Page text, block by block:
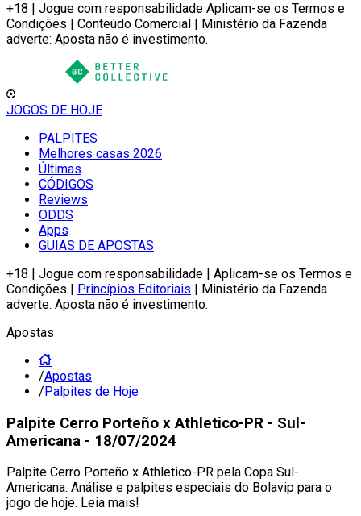
+18 | Jogue com responsabilidade Aplicam-se os Termos e
Condições | Conteúdo Comercial | Ministério da Fazenda
adverte: Aposta não é investimento.
JOGOS DE HOJE
PALPITES
Melhores casas 2026
Últimas
CÓDIGOS
Reviews
ODDS
Apps
GUIAS DE APOSTAS
+18 | Jogue com responsabilidade | Aplicam-se os Termos e
Condições | Princípios Editoriais | Ministério da Fazenda
adverte: Aposta não é investimento.
Apostas
/Apostas
/Palpites de Hoje
Palpite Cerro Porteño x Athletico-PR - Sul-
Americana - 18/07/2024
Palpite Cerro Porteño x Athletico-PR pela Copa Sul-
Americana. Análise e palpites especiais do Bolavip para o
jogo de hoje. Leia mais!